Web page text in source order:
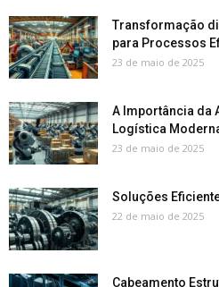
Transformação
para Processos
23 de maio de 2025
A Importância da
Logística
23 de maio de 2025
Soluções
22 de maio de 2025
Cabeamento